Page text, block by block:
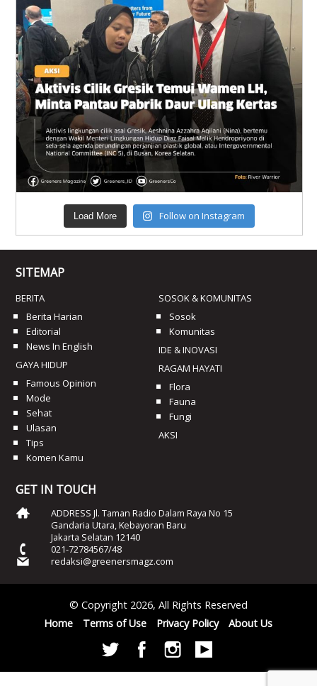
Load More Follow on Instagram
SITEMAP
BERITA
Berita Harian
Editorial
News In English
GAYA HIDUP
Famous Opinion
Mode
Sehat
Ulasan
Tips
Komen Kamu
SOSOK & KOMUNITAS
Sosok
Komunitas
IDE & INOVASI
RAGAM HAYATI
Flora
Fauna
Fungi
AKSI
GET IN TOUCH
ADDRESS Jl. Taman Radio Dalam Raya No 15
Gandaria Utara, Kebayoran Baru
Jakarta Selatan 12140
021-72784567/48
redaksi@greenersmagz.com
© Copyright 2026, All Rights Reserved
Home
Terms of Use Privacy Policy About Us